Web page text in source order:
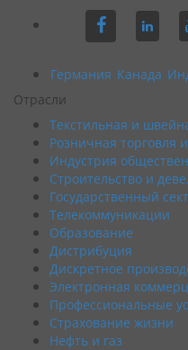
Германия Канада
Отрасли
Текстильная и
Розничная торговля
Индустрия
Строительство и
Государственный
Телекоммуникации
Образование
Дистрибуция
Дискретное
Электронная
Профессиональные
Страхование жизни
Нефть и газ